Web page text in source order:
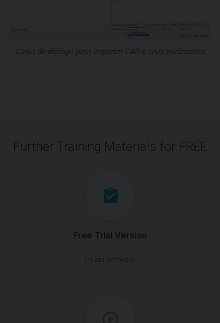
Caixa de diálogo para Importar CAD e seus parâmetros
Further Training Materials for FREE
Free Trial Version